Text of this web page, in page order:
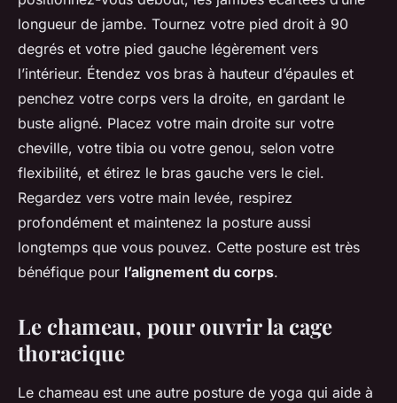
longueur de jambe. Tournez votre pied droit à 90
degrés et votre pied gauche légèrement vers
l’intérieur. Étendez vos bras à hauteur d’épaules et
penchez votre corps vers la droite, en gardant le
buste aligné. Placez votre main droite sur votre
cheville, votre tibia ou votre genou, selon votre
flexibilité, et étirez le bras gauche vers le ciel.
Regardez vers votre main levée, respirez
profondément et maintenez la posture aussi
longtemps que vous pouvez. Cette posture est très
bénéfique pour l’alignement du corps.
Le chameau, pour ouvrir la cage
thoracique
Le chameau est une autre posture de yoga qui aide à